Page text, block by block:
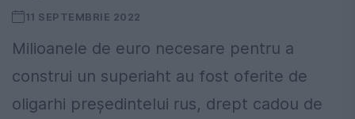
11 SEPTEMBRIE 2022
Milioanele de euro necesare pentru a
construi un superiaht au fost oferite de
oligarhi președintelui rus, drept cadou de